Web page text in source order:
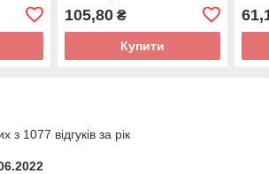
чорний
105,80₴
Купити
з 1077 відгуків за рік